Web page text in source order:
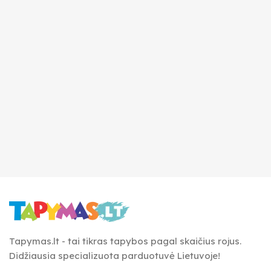
Tapymas.lt - tai tikras tapybos pagal skaičius rojus.
Didžiausia specializuota parduotuvė Lietuvoje!